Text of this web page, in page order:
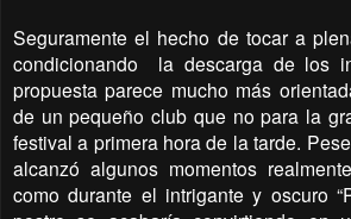
Seguramente el hecho de tocar a
condicionando
la descarga de los
propuesta parece mucho más
de un pequeño club que no para la
festival a primera hora de la tarde.
alcanzó algunos momentos
como durante el intrigante y oscuro